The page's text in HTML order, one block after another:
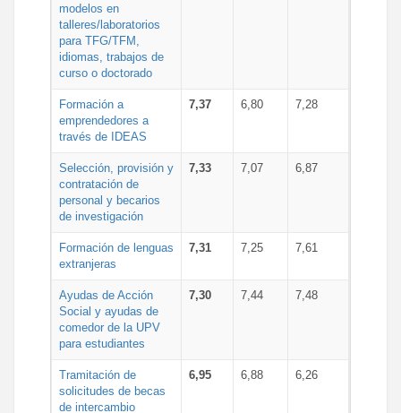
modelos en
talleres/laboratorios
para TFG/TFM,
idiomas, trabajos de
curso o doctorado
Formación a
emprendedores a
través de IDEAS
7,37 6,80 7,28
Selección, provisión y
contratación de
personal y becarios
de investigación
7,33 7,07 6,87
Formación de lenguas
extranjeras
7,31 7,25 7,61
Ayudas de Acción
Social y ayudas de
comedor de la UPV
para estudiantes
7,30 7,44 7,48
Tramitación de
solicitudes de becas
de intercambio
6,95 6,88 6,26